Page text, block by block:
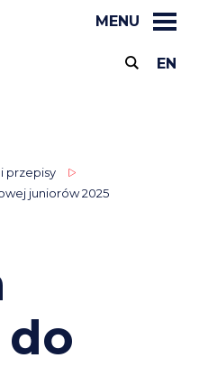
MENU
EN
przepisy
juniorów 2025